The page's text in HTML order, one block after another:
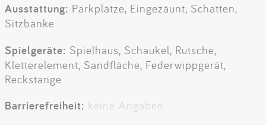
Ausstattung: Parkplätze, Eingezäunt, Schatten,
Sitzbänke
Spielgeräte: Spielhaus, Schaukel, Rutsche,
Kletterelement, Sandfläche, Federwippgerät,
Reckstange
Barrierefreiheit: keine Angaben